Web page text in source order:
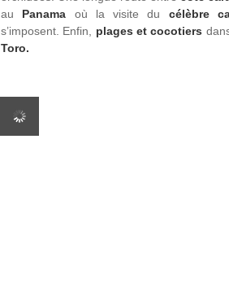
au Panama où la visite du célèbre
s’imposent. Enfin, plages et cocotiers
Toro.